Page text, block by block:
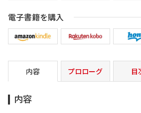
電子書籍を購入
内容 プロローグ 目
内容